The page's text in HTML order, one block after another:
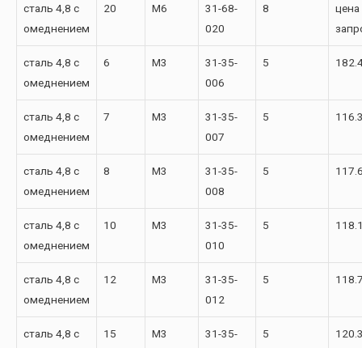
сталь 4,8 с
омеднением
20 М6
31-68-
020
8
цена
сталь 4,8 с
омеднением
6 М3
31-35-
006
5
сталь 4,8 с
омеднением
7 М3
31-35-
007
5
сталь 4,8 с
омеднением
8 М3
31-35-
008
5
сталь 4,8 с
омеднением
10 М3
31-35-
010
5
сталь 4,8 с
омеднением
12 М3
31-35-
012
5
сталь 4,8 с
15 М3
31-35-
5